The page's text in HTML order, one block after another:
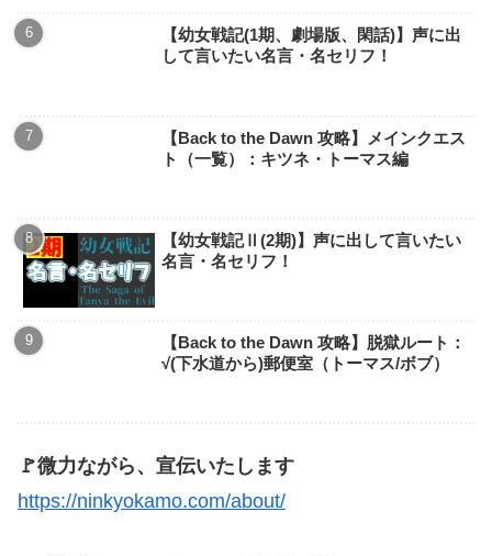
【幼女戦記(1期、劇場版、閑話)】声に出
して言いたい名言・名セリフ！
【Back to the Dawn 攻略】メインクエス
ト（一覧）：キツネ・トーマス編
【幼女戦記Ⅱ(2期)】声に出して言いたい
名言・名セリフ！
【Back to the Dawn 攻略】脱獄ルート：
√(下水道から)郵便室（トーマス/ボブ）
🚩微力ながら、宣伝いたします
https://ninkyokamo.com/about/